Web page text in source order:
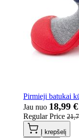
Pirmieji batukai
Jau nuo 18,99 €
Regular Price
Į krepšelį